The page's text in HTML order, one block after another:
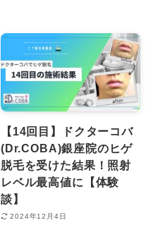
【14回目】ドクターコバ
(Dr.COBA)銀座院のヒゲ
脱毛を受けた結果！照射
レベル最高値に【体験
談】
2024年12月4日